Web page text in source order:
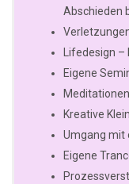
Abschieden
Lifedesign
Eigene
Kreative
Umgang mit
Eigene